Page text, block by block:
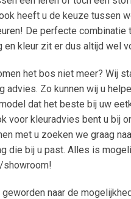
heeft u de keuze tussen
De perfecte combinatie
en kleur zit er dus altijd wel
het bos niet meer? Wij
advies. Zo kunnen wij u
dat het beste bij uw
voor kleuradvies bent u bij
met u zoeken we graag
die bij u past. Alles is
showroom!
naar de